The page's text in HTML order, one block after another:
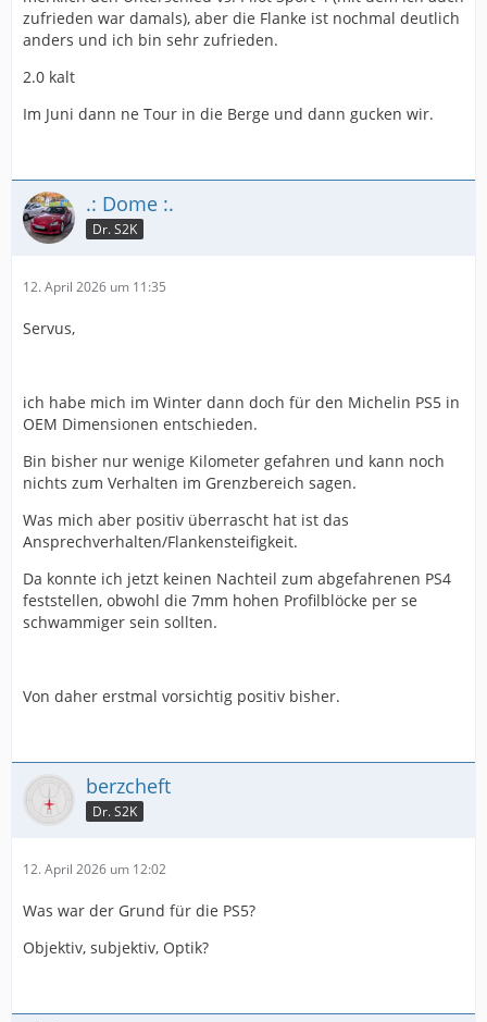
zufrieden war damals), aber die Flanke ist nochmal deutlich
anders und ich bin sehr zufrieden.
2.0 kalt
Im Juni dann ne Tour in die Berge und dann gucken wir.
.: Dome :.
Dr. S2K
12. April 2026 um 11:35
Servus,
ich habe mich im Winter dann doch für den Michelin PS5 in
OEM Dimensionen entschieden.
Bin bisher nur wenige Kilometer gefahren und kann noch
nichts zum Verhalten im Grenzbereich sagen.
Was mich aber positiv überrascht hat ist das
Ansprechverhalten/Flankensteifigkeit.
Da konnte ich jetzt keinen Nachteil zum abgefahrenen PS4
feststellen, obwohl die 7mm hohen Profilblöcke per se
schwammiger sein sollten.
Von daher erstmal vorsichtig positiv bisher.
berzcheft
Dr. S2K
12. April 2026 um 12:02
Was war der Grund für die PS5?
Objektiv, subjektiv, Optik?